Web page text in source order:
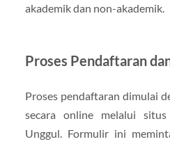
akademik dan non-akademik.
Proses Pendaftaran
Proses pendaftaran dimulai
secara online melalui
Unggul. Formulir ini